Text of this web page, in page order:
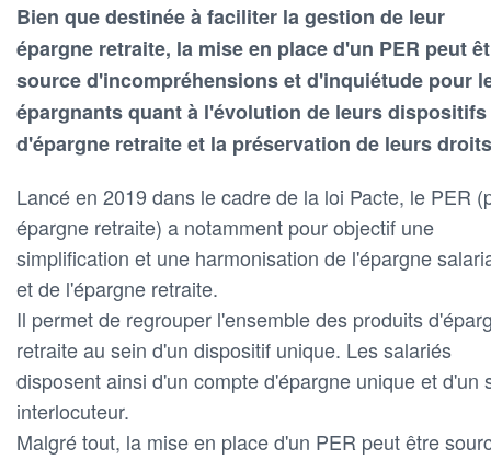
Bien que destinée à faciliter la gestion de leur
épargne retraite, la mise en place d'un PER peut
source d'incompréhensions et d'inquiétude pour
épargnants quant à l'évolution de leurs dispositifs
d'épargne retraite et la préservation de leurs
Lancé en 2019 dans le cadre de la loi Pacte, le PER
épargne retraite) a notamment pour objectif une
simplification et une harmonisation de l'épargne
et de l'épargne retraite.
Il permet de regrouper l'ensemble des produits
retraite au sein d'un dispositif unique. Les salariés
disposent ainsi d'un compte d'épargne unique et d'un
interlocuteur.
Malgré tout, la mise en place d'un PER peut être